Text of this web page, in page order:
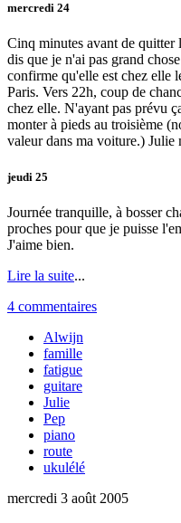
mercredi 24
Cinq minutes avant de
dis que je n'ai pas grand
confirme qu'elle est chez elle
Paris. Vers 22h, coup de
chez elle. N'ayant pas prévu
monter à pieds au troisième
valeur dans ma voiture.) Julie
jeudi 25
Journée tranquille, à bosser
proches pour que je puisse
J'aime bien.
Lire la suite...
4 commentaires
Alwijn
famille
fatigue
guitare
Julie
Pep
piano
route
ukulélé
mercredi 3 août 2005